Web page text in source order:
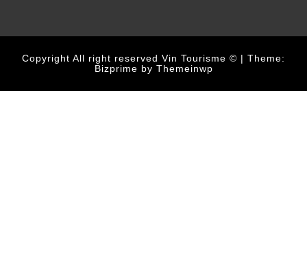
Copyright All right reserved Vin Tourisme © | Theme:
Bizprime by Themeinwp